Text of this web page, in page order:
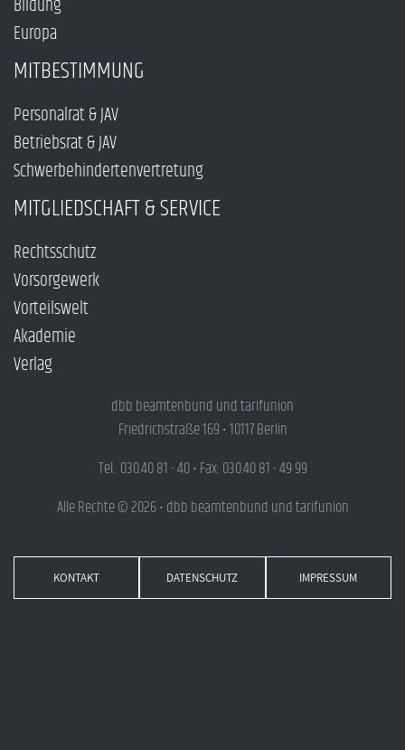
Bildung
Europa
MITBESTIMMUNG
Personalrat & JAV
Betriebsrat & JAV
Schwerbehindertenvertretung
MITGLIEDSCHAFT & SERVICE
Rechtsschutz
Vorsorgewerk
Vorteilswelt
Akademie
Verlag
dbb beamtenbund und tarifunion
Friedrichstraße 169 • 10117 Berlin
Tel.: 030.40 81 - 40 • Fax: 030.40 81 - 49 99
Alle Rechte © 2026 • dbb beamtenbund und tarifunion
KONTAKT DATENSCHUTZ IMPRESSUM